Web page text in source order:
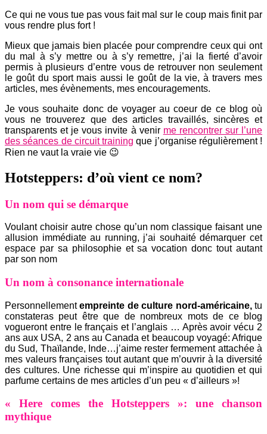
Ce qui ne vous tue pas vous fait mal sur le coup mais finit par
vous rendre plus fort !
Mieux que jamais bien placée pour comprendre ceux qui ont
du mal à s’y mettre ou à s’y remettre, j’ai la fierté d’avoir
permis à plusieurs d’entre vous de retrouver non seulement
le goût du sport mais aussi le goût de la vie, à travers mes
articles, mes évènements, mes encouragements.
Je vous souhaite donc de voyager au coeur de ce blog où
vous ne trouverez que des articles travaillés, sincères et
transparents et je vous invite à venir me rencontrer sur l’une
des séances de circuit training que j’organise régulièrement !
Rien ne vaut la vraie vie 😉
Hotsteppers: d’où vient ce nom?
Un nom qui se démarque
Voulant choisir autre chose qu’un nom classique faisant une
allusion immédiate au running, j’ai souhaité démarquer cet
espace par sa philosophie et sa vocation donc tout autant
par son nom
Un nom à consonance internationale
Personnellementempreinte de culture nord-américaine,tu
constateras peut être que de nombreux mots de ce blog
vogueront entre le français et l’anglais … Après avoir vécu 2
ans aux USA, 2 ans au Canada et beaucoup voyagé: Afrique
du Sud, Thaïlande, Inde…j’aime rester fermement attachée à
mes valeurs françaises tout autant que m’ouvrir à la diversité
des cultures. Une richesse qui m’inspire au quotidien et qui
parfume certains de mes articles d’un peu « d’ailleurs »!
« Here comes the Hotsteppers »: une chanson
mythique